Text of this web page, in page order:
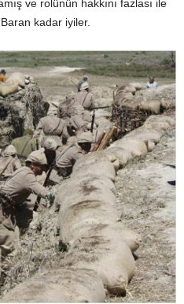
ve rolünün hakkını fazlası ile
kadar iyiler.